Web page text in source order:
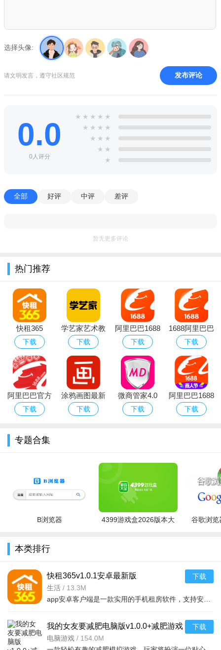
在这里您可以随时随地与行内玩家直接交流或求购藏品。
【鉴定结果】
您可以实时接收专家鉴定意见，并可一键分享给好友。
【鉴定品类】
书画：对联斗方、书信、扇面、册页、碑帖卷
铜器：民俗类、青铜、清供、造像、兵器
钱币：古代钱币、当代钱币、其它钱币
木器：家具、雕版、环串、料材
版本记录
选择头像:
请文明发言，遵守社区规范 发布评论
0.0
0人评分
★ ★ ★ ★ ★
★ ★ ★ ★
★ ★ ★
★ ★
★
全部 好评 中评 差评
暂无更多评论
热门推荐
快租365
下载
学艺家艺术教
育APP
下载
阿里巴巴1688
货源批发2026
最新版
下载
1688阿里巴巴
批发网官方
下载
阿里巴巴官方
正版
下载
涂鸦画图最新
安卓官方版
下载
微商管家4.0
注册机
下载
阿里巴巴1688
货源网一件代
下载
专题合集
B浏览器
4399游戏盒2026版本大
谷歌浏览
本类排行
快租365v1.0.1安卓最新版
生活 / 13.3M
下载
我的女友要减肥电脑版v1.0.0+减肥游戏
电脑游戏 / 154.0M
下载